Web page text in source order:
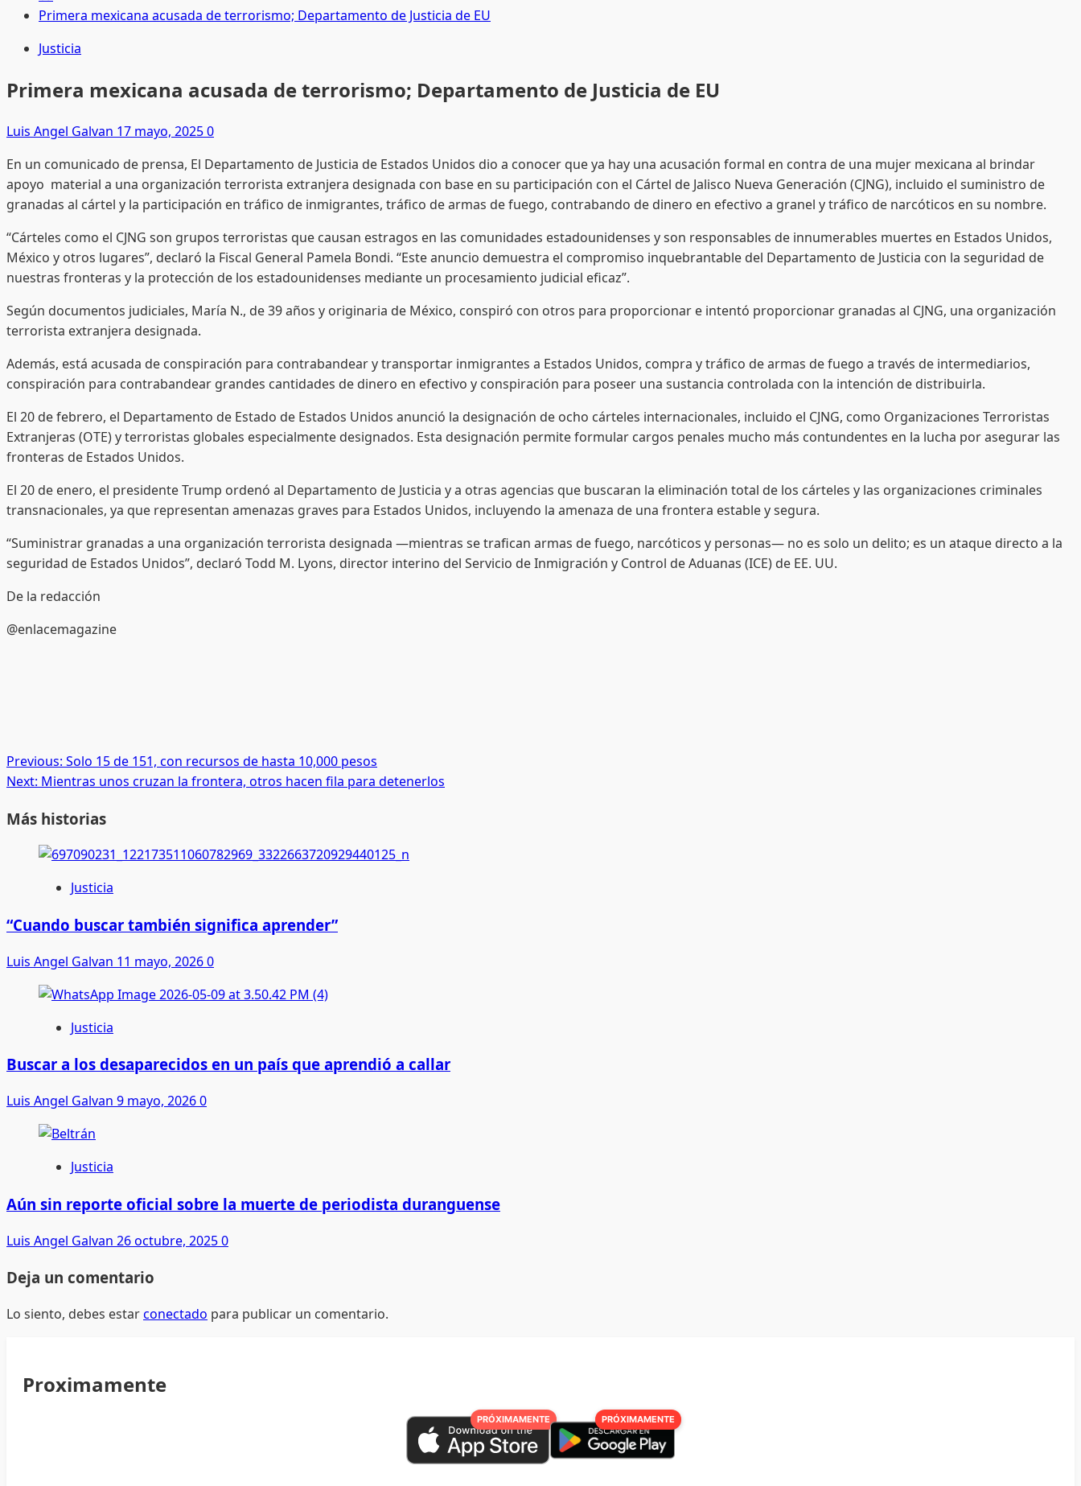
Primera mexicana acusada de terrorismo; Departamento de Justicia de EU
Justicia
Primera mexicana acusada de terrorismo; Departamento de Justicia de EU
Luis Angel Galvan 17 mayo, 20250
En un comunicado de prensa, El Departamento de Justicia de Estados Unidos dio a conocer que ya hay una acusación formal en contra de una mujer mexicana al brindar
apoyo material a una organización terrorista extranjera designada con base en su participación con el Cártel de Jalisco Nueva Generación (CJNG), incluido el suministro de
granadas al cártel y la participación en tráfico de inmigrantes, tráfico de armas de fuego, contrabando de dinero en efectivo a granel y tráfico de narcóticos en su nombre.
“Cárteles como el CJNG son grupos terroristas que causan estragos en las comunidades estadounidenses y son responsables de innumerables muertes en Estados Unidos,
México y otros lugares”, declaró la Fiscal General Pamela Bondi. “Este anuncio demuestra el compromiso inquebrantable del Departamento de Justicia con la seguridad de
nuestras fronteras y la protección de los estadounidenses mediante un procesamiento judicial eficaz”.
Según documentos judiciales, María N., de 39 años y originaria de México, conspiró con otros para proporcionar e intentó proporcionar granadas al CJNG, una organización
terrorista extranjera designada.
Además, está acusada de conspiración para contrabandear y transportar inmigrantes a Estados Unidos, compra y tráfico de armas de fuego a través de intermediarios,
conspiración para contrabandear grandes cantidades de dinero en efectivo y conspiración para poseer una sustancia controlada con la intención de distribuirla.
El 20 de febrero, el Departamento de Estado de Estados Unidos anunció la designación de ocho cárteles internacionales, incluido el CJNG, como Organizaciones Terroristas
Extranjeras (OTE) y terroristas globales especialmente designados. Esta designación permite formular cargos penales mucho más contundentes en la lucha por asegurar las
fronteras de Estados Unidos.
El 20 de enero, el presidente Trump ordenó al Departamento de Justicia y a otras agencias que buscaran la eliminación total de los cárteles y las organizaciones criminales
transnacionales, ya que representan amenazas graves para Estados Unidos, incluyendo la amenaza de una frontera estable y segura.
“Suministrar granadas a una organización terrorista designada —mientras se trafican armas de fuego, narcóticos y personas— no es solo un delito; es un ataque directo a la
seguridad de Estados Unidos”, declaró Todd M. Lyons, director interino del Servicio de Inmigración y Control de Aduanas (ICE) de EE. UU.
De la redacción
@enlacemagazine
Post
navigation
Previous: Solo 15 de 151, con recursos de hasta 10,000 pesos
Next: Mientras unos cruzan la frontera, otros hacen fila para detenerlos
Más historias
Justicia
“Cuando buscar también significa aprender”
Luis Angel Galvan 11 mayo, 20260
Justicia
Buscar a los desaparecidos en un país que aprendió a callar
Luis Angel Galvan 9 mayo, 20260
Justicia
Aún sin reporte oficial sobre la muerte de periodista duranguense
Luis Angel Galvan 26 octubre, 20250
Deja un comentario
Lo siento, debes estarconectado para publicar un comentario.
Proximamente
PRÓXIMAMENTE PRÓXIMAMENTE